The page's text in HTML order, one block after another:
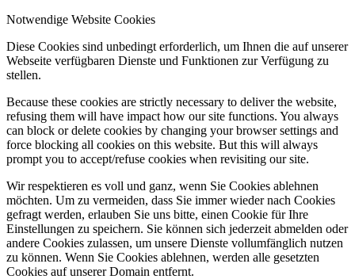
Notwendige Website Cookies
Diese Cookies sind unbedingt erforderlich, um Ihnen die auf unserer
Webseite verfügbaren Dienste und Funktionen zur Verfügung zu
stellen.
Because these cookies are strictly necessary to deliver the website,
refusing them will have impact how our site functions. You always
can block or delete cookies by changing your browser settings and
force blocking all cookies on this website. But this will always
prompt you to accept/refuse cookies when revisiting our site.
Wir respektieren es voll und ganz, wenn Sie Cookies ablehnen
möchten. Um zu vermeiden, dass Sie immer wieder nach Cookies
gefragt werden, erlauben Sie uns bitte, einen Cookie für Ihre
Einstellungen zu speichern. Sie können sich jederzeit abmelden oder
andere Cookies zulassen, um unsere Dienste vollumfänglich nutzen
zu können. Wenn Sie Cookies ablehnen, werden alle gesetzten
Cookies auf unserer Domain entfernt.